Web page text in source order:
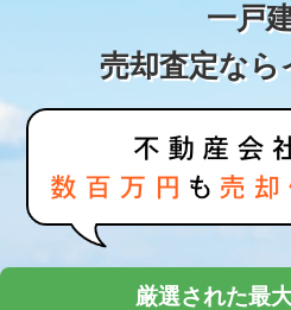
一戸
売却査定な
厳選された最